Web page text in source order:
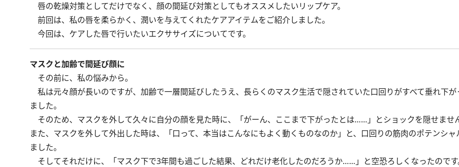
唇の乾燥対策としてだけでなく、顔の間延び対策としてもオススメしたいリップケア。
前回は、私の唇を柔らかく、潤いを与えてくれたケアアイテムをご紹介しました。
今回は、ケアした唇で行いたいエクササイズについてです。
マスクと加齢で間延び顔に
その前に、私の悩みから。
私は元々顔が長いのですが、加齢で一層間延びしたうえ、長らくのマスク生活で隠されていた口回りがすべて垂れ下が
ました。
そのため、マスクを外して久々に自分の顔を見た時に、「がーん、ここまで下がったとは……」とショックを隠せませ
また、マスクを外して外出した時は、「口って、本当はこんなにもよく動くものなのか」と、口回りの筋肉のポテンシャ
ました。
そしてそれだけに、「マスク下で3年間も過ごした結果、どれだけ老化したのだろうか……」と空恐ろしくなったのです